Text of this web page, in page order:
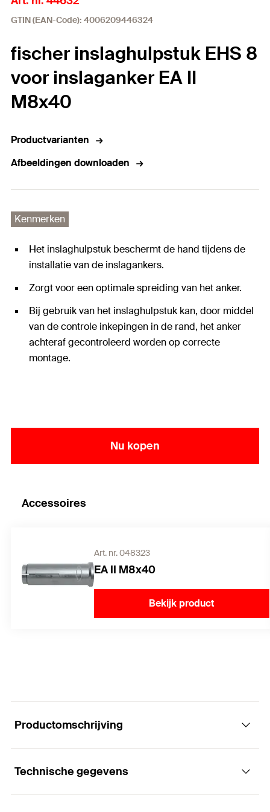
GTIN (EAN-Code): 4006209446324
fischer inslaghulpstuk EHS 8
voor inslaganker EA II
M8x40
Productvarianten
Afbeeldingen downloaden
Kenmerken
Het inslaghulpstuk beschermt de hand tijdens de
installatie van de inslagankers.
Zorgt voor een optimale spreiding van het anker.
Bij gebruik van het inslaghulpstuk kan, door middel
van de controle inkepingen in de rand, het anker
achteraf gecontroleerd worden op correcte
montage.
Nu kopen
Accessoires
Art. nr. 048323
EA II M8x40
Bekijk product
Productomschrijving
Handmatig inslaghulpstuk met
handbescherming voor de montage van
Technische gegevens